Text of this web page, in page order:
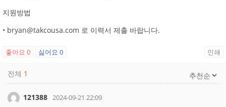
지원방법
• bryan@takcousa.com 로 이력서 제출 바랍니다.
좋아요 0 싫어요 0 인쇄
전체 1
121388 2024-09-21 22:09